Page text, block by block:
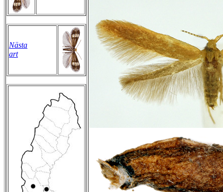
Nästa
art